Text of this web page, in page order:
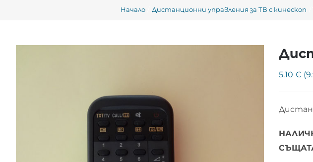
Начало Дистанционни управления за ТВ с кинескоп
5.10 €